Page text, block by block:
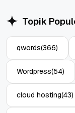
Topik
qwords(366)
Wordpress(54)
cloud hosting(43)